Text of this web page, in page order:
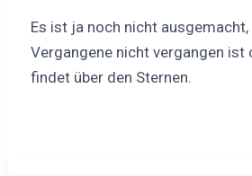
Es ist ja noch nicht ausgemacht,
Vergangene nicht vergangen ist
findet über den Sternen.